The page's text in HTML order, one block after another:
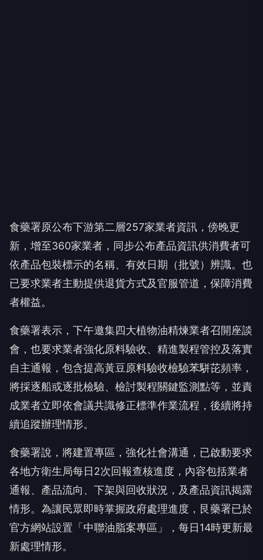
食藥署原公布下游第二層257家業者資訊，傍晚更
新，增至360家業者，同步公布產品資訊供消費者可
依產品包裝標示的名稱、有效日期（批號）辨識。也
已要求業者主動提供退貨方式及官服管道，保障消費
者權益。
食藥署表示，下午邀集四大植物油精煉業者召開座談
會，也要求業者強化原料驗收、精進製程管控及落實
自主通報，包含提高黃豆原料驗收檢驗苯駢芘頻率，
將採逐船或逐批檢驗、檢討製程關鍵監測點等，並責
成業者立即依會議共識修正標準作業流程，後續將持
續追蹤辦理情形。
食藥署說，將建置專區，強化社會溝通，已啟動要求
各地方衛生局每日2次回報查核進度，內容包括業者
通報、產品流向、下架與回收狀況，及產品資訊揭露
情形。為讓民眾即時掌握政府處理進度，艮藥署已於
官方網站設置「中聯油脂案專區」，每日14時更新最
新處理情形。